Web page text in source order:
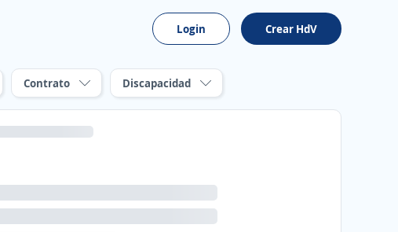
Login Crear HdV
Contrato Discapacidad